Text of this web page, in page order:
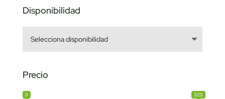
Disponibilidad
Precio
0 320